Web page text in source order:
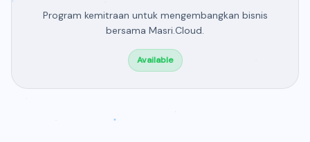
Program kemitraan untuk mengembangkan bisnis
bersama Masri.Cloud.
Available